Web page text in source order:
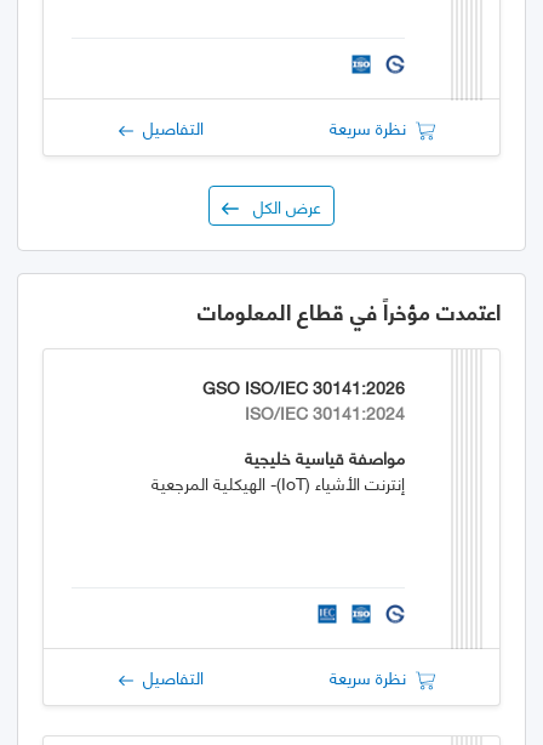
نظرة سريعة التفاصيل
عرض الكل
اعتمدت مؤخراً في قطاع المعلومات
GSO ISO/IEC 30141:2026
ISO/IEC 30141:2024
مواصفة قياسية خليجية
إنترنت الأشياء (IoT)- الهيكلية المرجعية
نظرة سريعة التفاصيل